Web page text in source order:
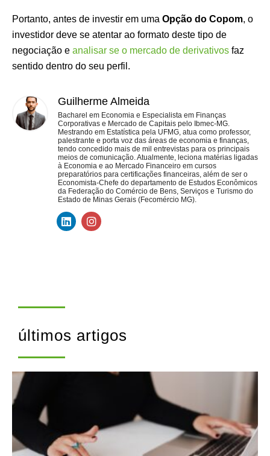
últimos artigos
Portanto, antes de investir em uma Opção do Copom, o
investidor deve se atentar ao formato deste tipo de
negociação e analisar se o mercado de derivativos faz
sentido dentro do seu perfil.
Guilherme Almeida
Bacharel em Economia e Especialista em Finanças
Corporativas e Mercado de Capitais pelo Ibmec-MG.
Mestrando em Estatística pela UFMG, atua como professor,
palestrante e porta voz das áreas de economia e finanças,
tendo concedido mais de mil entrevistas para os principais
meios de comunicação. Atualmente, leciona matérias ligadas
à Economia e ao Mercado Financeiro em cursos
preparatórios para certificações financeiras, além de ser o
Economista-Chefe do departamento de Estudos Econômicos
da Federação do Comércio de Bens, Serviços e Turismo do
Estado de Minas Gerais (Fecomércio MG).